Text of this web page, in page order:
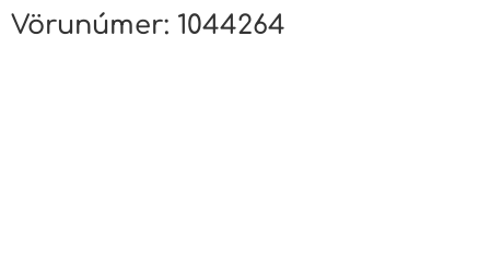
Vörunúmer: 1044264